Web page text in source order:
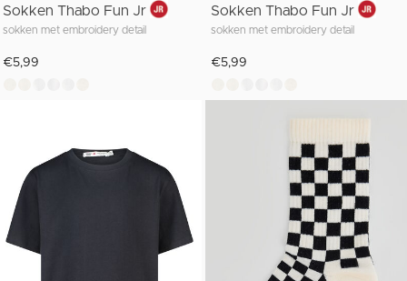
Sokken Thabo Fun Jr
sokken met embroidery detail
€5,99
Sokken Thabo Fun Jr
sokken met embroidery detail
€5,99